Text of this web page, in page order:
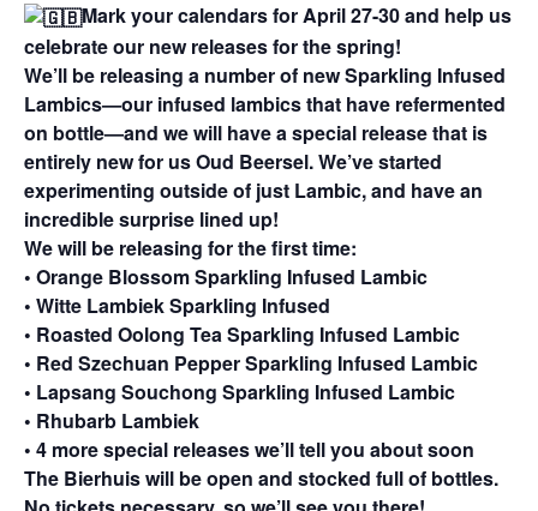
Mark your calendars for April 27-30 and help us
celebrate our new releases for the spring!
We’ll be releasing a number of new Sparkling Infused
Lambics—our infused lambics that have refermented
on bottle—and we will have a special release that is
entirely new for us Oud Beersel. We’ve started
experimenting outside of just Lambic, and have an
incredible surprise lined up!
We will be releasing for the first time:
• Orange Blossom Sparkling Infused Lambic
• Witte Lambiek Sparkling Infused
• Roasted Oolong Tea Sparkling Infused Lambic
• Red Szechuan Pepper Sparkling Infused Lambic
• Lapsang Souchong Sparkling Infused Lambic
• Rhubarb Lambiek
• 4 more special releases we’ll tell you about soon
The Bierhuis will be open and stocked full of bottles.